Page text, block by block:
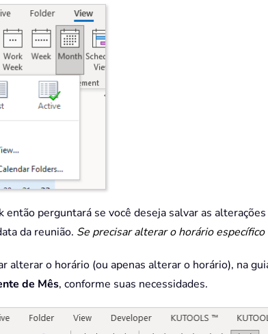
perguntará se você deseja salvar as
da reunião. Se precisar alterar o horário
alterar o horário (ou apenas alterar o horário), na
de Mês, conforme suas necessidades.